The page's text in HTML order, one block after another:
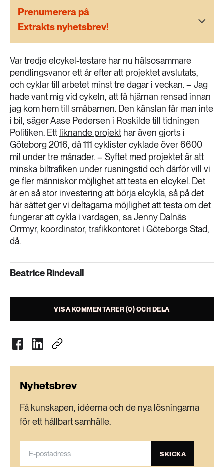
Transport
473 ARTIKLAR
Vatten
Prenumerera på
Extrakts nyhetsbrev!
Var tredje elcykel-testare har nu hälsosammare
pendlingsvanor ett år efter att projektet avslutats,
och cyklar till arbetet minst tre dagar i veckan.– Jag
hade vant mig vid cykeln, att få hjärnan rensad innan
jag kom hem till småbarnen. Den känslan får man inte
i bil, säger Aase Pedersen i Roskilde till tidningen
Politiken. Ett liknande projekt har även gjorts i
Göteborg 2016, då 111 cyklister cyklade över 6600
mil under tre månader. – Syftet med projektet är att
minska biltrafiken under rusningstid och därför vill vi
ge fler människor möjlighet att testa en elcykel. Det
är en så stor investering att börja elcykla, så på det
här sättet ger vi deltagarna möjlighet att testa om det
fungerar att cykla i vardagen, sa Jenny Dalnäs
Orrmyr, koordinator, trafikkontoret i Göteborgs Stad,
då.
Beatrice Rindevall
VISA KOMMENTARER (0) OCH DELA
Nyhetsbrev
Få kunskapen, idéerna och de nya lösningarna
för ett hållbart samhälle.
SKICKA